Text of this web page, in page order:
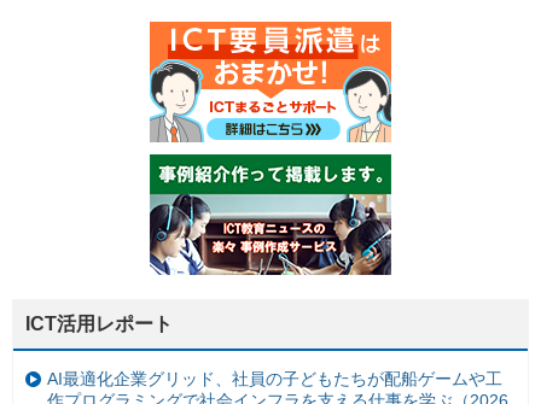
ICT活用レポート
AI最適化企業グリッド、社員の子どもたちが配船ゲームや工